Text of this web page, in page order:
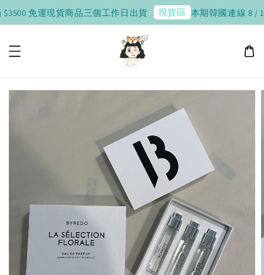
免運現貨商品三個工作日出貨 現貨區 本期韓國連線 8 /